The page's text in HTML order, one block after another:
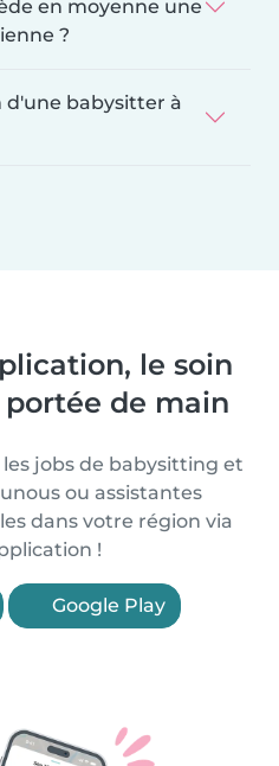
en moyenne une
?
d'une babysitter à
le soin
de main
jobs de babysitting et
ou assistantes
dans votre région via
!
Google Play